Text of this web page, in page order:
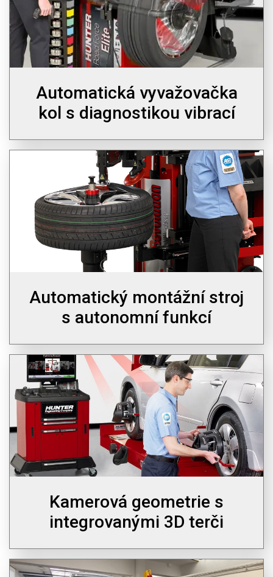
Automatická vyvažovačka
kol s diagnostikou vibrací
Automatický montážní stroj
s autonomní funkcí
Kamerová geometrie s
integrovanými 3D terči